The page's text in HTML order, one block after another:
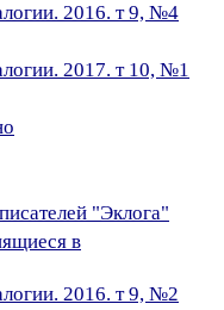
2016. т 9, №4
2017. т 10, №1
"Эклога"
в
2016. т 9, №2